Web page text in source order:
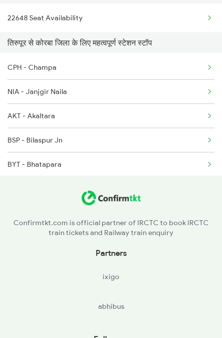
2522 Ers Bju Express
2601 Mas Maq Sf Exp
2602 Maq Mas Sf Exp
2625 Tvc Ndls Sf Exp
2626 Ndls Tvc Sf Spl
22648 Seat Availability
तिरुपूर से कोरबा जिला के लिए महत्वपूर्ण स्टेशन स्टॉप
CPH - Champa
NIA - Janjgir Naila
AKT - Akaltara
BSP - Bilaspur Jn
BYT - Bhatapara
RJN - Raj Nandgaon
Confirmtkt.com is official partner of IRCTC to book IRCTC
train tickets and Railway train enquiry
Partners
ixigo
abhibus